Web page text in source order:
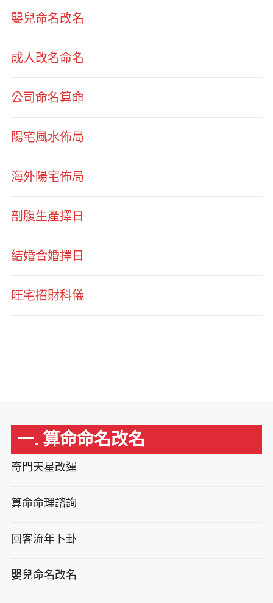
嬰兒命名改名
成人改名命名
公司命名算命
陽宅風水佈局
海外陽宅佈局
剖腹生產擇日
結婚合婚擇日
旺宅招財科儀
一. 算命命名改名
奇門天星改運
算命命理諮詢
回客流年卜卦
嬰兒命名改名